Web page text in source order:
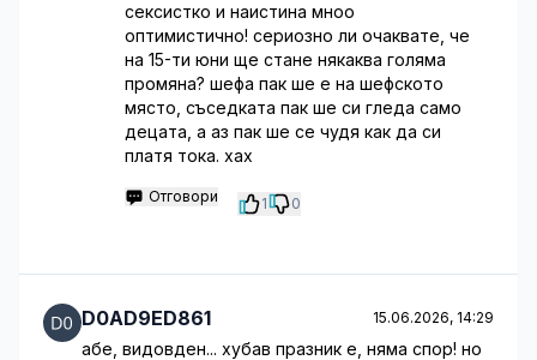
сексистко и наистина мноо
оптимистично! сериозно ли очаквате, че
на 15-ти юни ще стане някаква голяма
промяна? шефа пак ше е на шефското
място, съседката пак ше си гледа само
децата, а аз пак ше се чудя как да си
платя тока. хах
Отговори 1 0
D0AD9ED861 15.06.2026, 14:29
абе, видовден... хубав празник е, няма спор! но